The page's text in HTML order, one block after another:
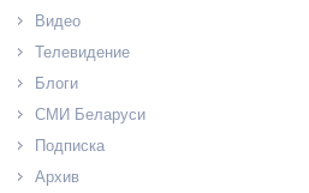
Видео
Телевидение
Блоги
СМИ Беларуси
Подписка
Архив